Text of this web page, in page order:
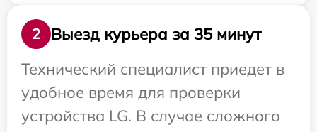
2
Выезд курьера за 35 минут
Технический специалист приедет в
удобное время для проверки
устройства LG. В случае сложного